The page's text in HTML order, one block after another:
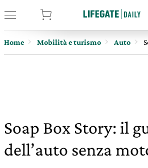
Home Mobilità e turismo Auto
Soap Box Story: il
dell’auto senza